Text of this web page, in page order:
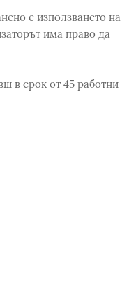
е използването на
има право да
в срок от 45 работни